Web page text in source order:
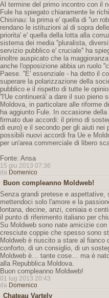
Al termine del primo incontro con il
Fule ha spiegato chiaramente le
Chisinau: la prima e' quella di ''un
rendano le istituzioni al di sopra
priorita' e' quella della lotta alla
sistema dei media ''pluralista,
servizio pubblico e' cruciale'' ha
inoltre auspicato che la
anche l'opposizione abbia un ruolo
Paese. ''E' essenziale - ha detto il
superare la polarizzazione della
pubblico e il rispetto di tutte le
''l'Ue continuerà' a dare il suo pieno
Moldova, in particolare alle riforme
ha aggiunto Fule. In occasione
firmato due accordi: il primo di
di euro) e il secondo per gli aiuti nei
possibili nuovi accordi fra Ue e
per un'area commerciale di libero
Fonte: Ansa
15 giu 2013 07:36
da Domenico
Buon compleanno Moldweb!
Senza grandi pretese e
mettendoci solo l'amore e la
lontana, decine, anzi, ceniaia e
il punto di riferimento italiano per
Su Moldweb sono nate amicizie
cresciute coppie che spesso sono
Moldweb è riuscito a stare al fianco
conforto, di un consiglio, di un
Moldweb è… tante cose… ma è
alla Repubblica Moldova.
Buon compleanno Moldweb!
01 lug 2013 20:43
da Domenico
Chateau Vartely